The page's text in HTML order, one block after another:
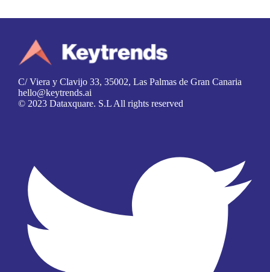
C/ Viera y Clavijo 33, 35002, Las Palmas de Gran Canaria
hello@keytrends.ai
© 2023 Dataxquare. S.L All rights reserved